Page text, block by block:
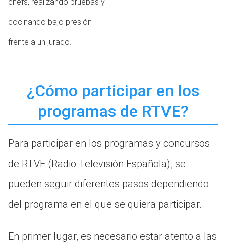
cocinando bajo presión
frente a un jurado.
¿Cómo participar en los
programas de RTVE?
Para participar en los programas y concursos
de RTVE (Radio Televisión Española), se
pueden seguir diferentes pasos dependiendo
del programa en el que se quiera participar.
En primer lugar, es necesario estar atento a las